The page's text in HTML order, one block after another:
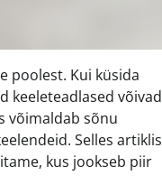
poolest. Kui küsida
keeleteadlased võivad
võimaldab sõnu
Selles artiklis
kus jookseb piir